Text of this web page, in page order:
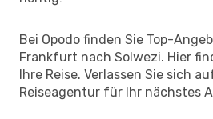
Bei Opodo finden Sie Top-
Frankfurt nach Solwezi. Hier
Ihre Reise. Verlassen Sie sich
Reiseagentur für Ihr nächstes